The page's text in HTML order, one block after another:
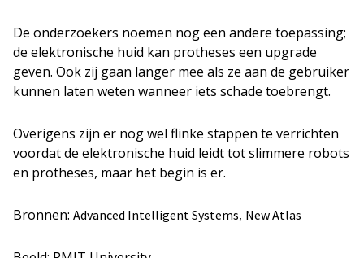
De onderzoekers noemen nog een andere toepassing;
de elektronische huid kan protheses een upgrade
geven. Ook zij gaan langer mee als ze aan de gebruiker
kunnen laten weten wanneer iets schade toebrengt.
Overigens zijn er nog wel flinke stappen te verrichten
voordat de elektronische huid leidt tot slimmere robots
en protheses, maar het begin is er.
Bronnen: Advanced Intelligent Systems, New Atlas